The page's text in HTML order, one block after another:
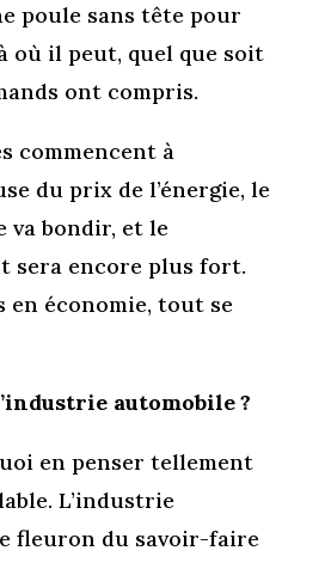
poule sans tête pour
où il peut, quel que soit
ont compris.
commencent à
du prix de l’énergie, le
va bondir, et le
sera encore plus fort.
en économie, tout se
automobile ?
en penser tellement
L’industrie
fleuron du savoir-faire